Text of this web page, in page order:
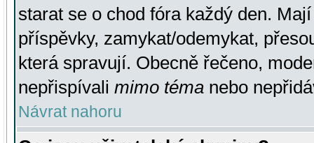
starat se o chod fóra každý den.
příspěvky, zamykat/odemykat,
která spravují. Obecně řečeno,
nepřispívali mimo téma nebo
Návrat nahoru